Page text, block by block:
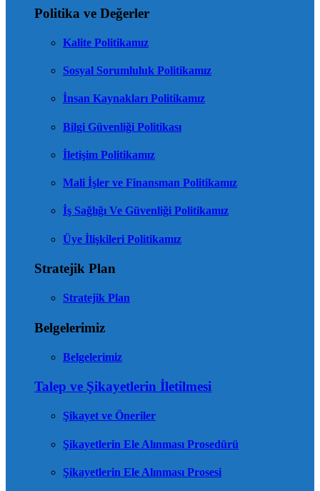
Politika ve Değerler
Kalite Politikamız
Sosyal Sorumluluk Politikamız
İnsan Kaynakları Politikamız
Bilgi Güvenliği Politikası
İletişim Politikamız
Mali İşler ve Finansman Politikamız
İş Sağlığı Ve Güvenliği Politikamız
Üye İlişkileri Politikamız
Stratejik Plan
Stratejik Plan
Belgelerimiz
Belgelerimiz
Talep ve Şikayetlerin İletilmesi
Şikayet ve Öneriler
Şikayetlerin Ele Alınması Prosedürü
Şikayetlerin Ele Alınması Prosesi